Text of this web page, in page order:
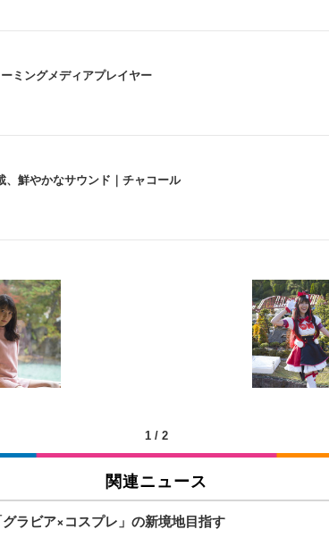
ミングメディアプレイヤー
鮮やかなサウンド｜チャコール
ムレスト コンパクト 約105度ロッキング pc 事務椅子
化バックレスト 30度ロッキング機能 人間工学 椅子 腰サ
パソコンチェア (ブラック)
型4K UHD・USB Type-C・ホワイト
ZDM1J）
料 ホワイト 300枚
1 / 2
関連ニュース
ラビア×コスプレ」の新境地目指す